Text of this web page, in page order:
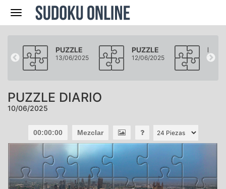
Navegación
PUZZLE
13/06/2025
PUZZLE
12/06/2025 11/
PUZZLE DIARIO
10/06/2025
00:00:00 Mezclar